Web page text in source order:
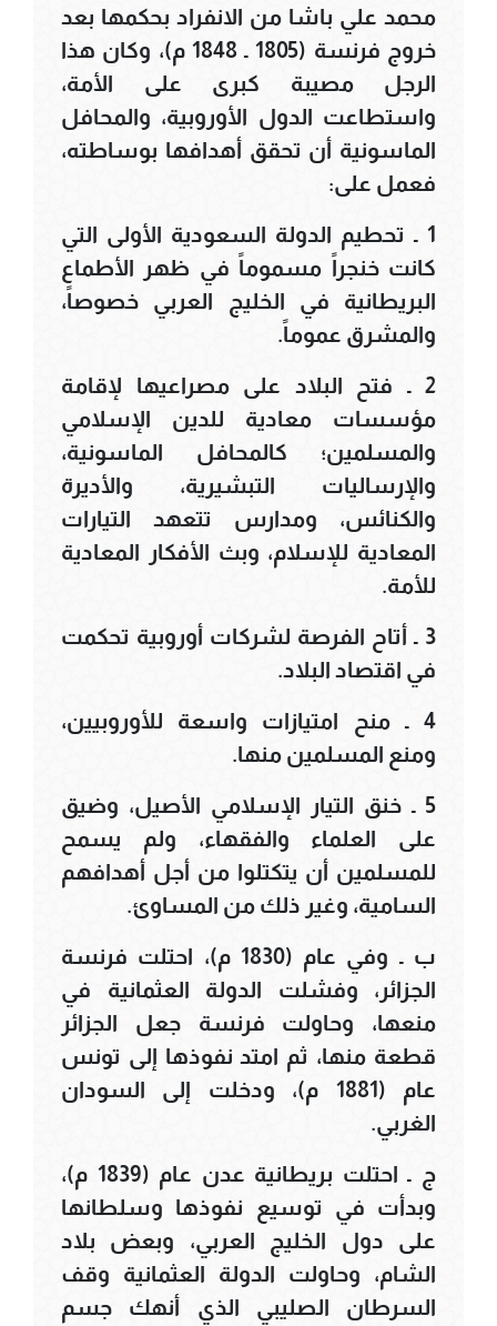
محمد علي باشا من الانفراد بحكمها بعد
خروج فرنسة (1805 ـ 1848 م)، وكان هذا
الرجل مصيبة كبرى على الأمة،
واستطاعت الدول الأوروبية، والمحافل
الماسونية أن تحقق أهدافها بوساطته،
فعمل على:
1 ـ تحطيم الدولة السعودية الأولى التي
كانت خنجراً مسموماً في ظهر الأطماع
البريطانية في الخليج العربي خصوصاً،
والمشرق عموماً.
2 ـ فتح البلاد على مصراعيها لإقامة
مؤسسات معادية للدين الإسلامي
والمسلمين؛ كالمحافل الماسونية،
والإرساليات التبشيرية، والأديرة
والكنائس، ومدارس تتعهد التيارات
المعادية للإسلام، وبث الأفكار المعادية
للأمة.
3 ـ أتاح الفرصة لشركات أوروبية تحكمت
في اقتصاد البلاد.
4 ـ منح امتيازات واسعة للأوروبيين،
ومنع المسلمين منها.
5 ـ خنق التيار الإسلامي الأصيل، وضيق
على العلماء والفقهاء، ولم يسمح
للمسلمين أن يتكتلوا من أجل أهدافهم
السامية، وغير ذلك من المساوئ.
ب ـ وفي عام (1830 م)، احتلت فرنسة
الجزائر، وفشلت الدولة العثمانية في
منعها، وحاولت فرنسة جعل الجزائر
قطعة منها، ثم امتد نفوذها إلى تونس
عام (1881 م)، ودخلت إلى السودان
الغربي.
ج ـ احتلت بريطانية عدن عام (1839 م)،
وبدأت في توسيع نفوذها وسلطانها
على دول الخليج العربي، وبعض بلاد
الشام، وحاولت الدولة العثمانية وقف
السرطان الصليبي الذي أنهك جسم